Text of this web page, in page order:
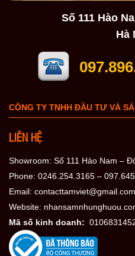
Số 111 Hào
Hà
CÔNG TY TNHH ĐẦU TƯ VÀ
LIÊN HỆ
Showroom: Số 111 Hào Nam –
Phone: 0246.254.3165 –
Email: contacttamviet@gmail.com
Website:
Mã số kinh doanh: